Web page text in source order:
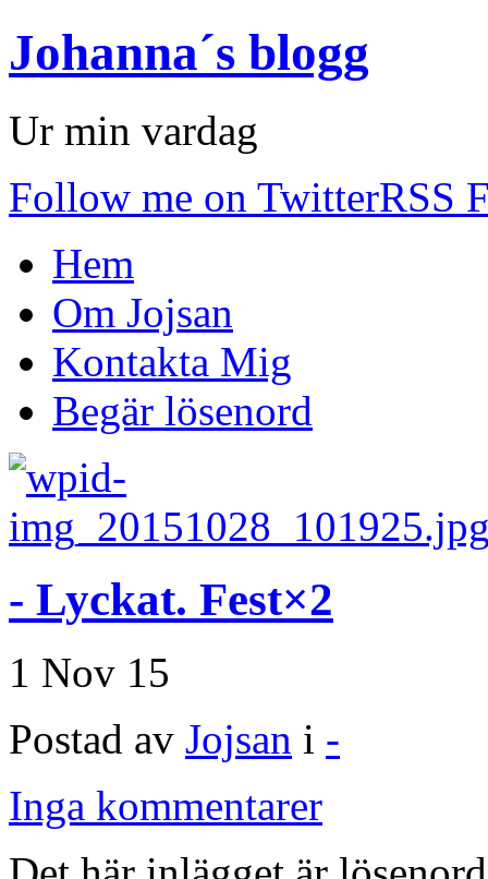
Johanna´s blogg
Ur min vardag
Follow me on TwitterRSS
Hem
Om Jojsan
Kontakta Mig
Begär lösenord
- Lyckat. Fest×2
1 Nov 15
Postad av Jojsan i -
Inga kommentarer